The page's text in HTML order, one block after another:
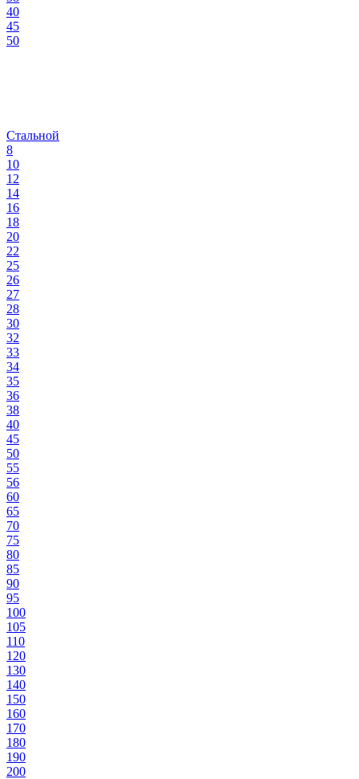
40
45
50
Стальной
8
10
12
14
16
18
20
22
25
26
27
28
30
32
33
34
35
36
38
40
45
50
55
56
60
65
70
75
80
85
90
95
100
105
110
120
130
140
150
160
170
180
190
200